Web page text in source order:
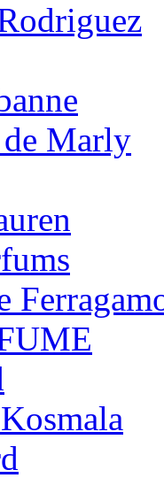
Marly